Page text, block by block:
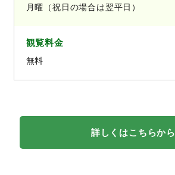
月曜（祝日の場合は翌平日）
観覧料金
無料
詳しくはこちらから